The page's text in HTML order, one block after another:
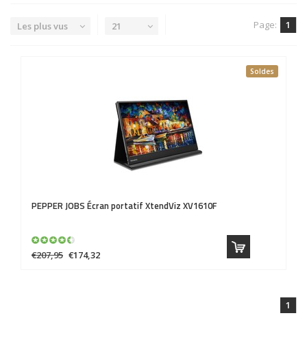
Les plus vus 21 Page: 1
Soldes
PEPPER JOBS Écran portatif XtendViz XV1610F
€207,95 €174,32
1